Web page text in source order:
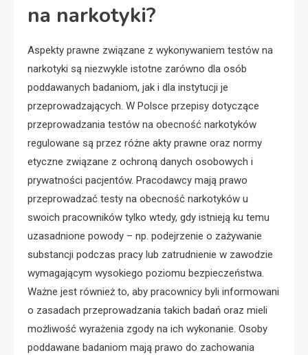
na narkotyki?
Aspekty prawne związane z wykonywaniem testów na
narkotyki są niezwykle istotne zarówno dla osób
poddawanych badaniom, jak i dla instytucji je
przeprowadzających. W Polsce przepisy dotyczące
przeprowadzania testów na obecność narkotyków
regulowane są przez różne akty prawne oraz normy
etyczne związane z ochroną danych osobowych i
prywatności pacjentów. Pracodawcy mają prawo
przeprowadzać testy na obecność narkotyków u
swoich pracowników tylko wtedy, gdy istnieją ku temu
uzasadnione powody – np. podejrzenie o zażywanie
substancji podczas pracy lub zatrudnienie w zawodzie
wymagającym wysokiego poziomu bezpieczeństwa.
Ważne jest również to, aby pracownicy byli informowani
o zasadach przeprowadzania takich badań oraz mieli
możliwość wyrażenia zgody na ich wykonanie. Osoby
poddawane badaniom mają prawo do zachowania